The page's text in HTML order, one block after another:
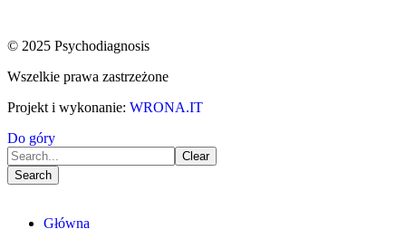
© 2025 Psychodiagnosis
Wszelkie prawa zastrzeżone
Projekt i wykonanie: WRONA.IT
Do góry
Clear
Search
Główna